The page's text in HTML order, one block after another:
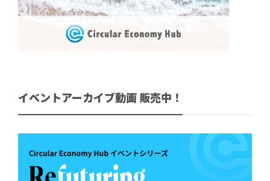
イベントアーカイブ動画 販売中！